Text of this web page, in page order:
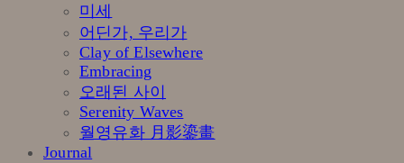
미세
어딘가, 우리가
Clay of Elsewhere
Embracing
오래된 사이
Serenity Waves
월영유화 月影鎏畫
Journal